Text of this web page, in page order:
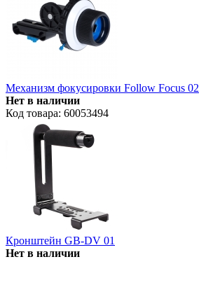
Механизм фокусировки Follow Focus 02
Нет в наличии
Код товара: 60053494
Кронштейн GB-DV 01
Нет в наличии